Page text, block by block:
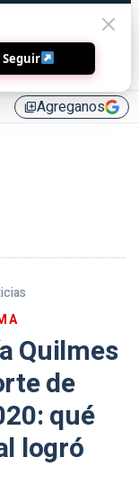
library_addAgreganos
Quilmes
de
qué
logró
Seguir